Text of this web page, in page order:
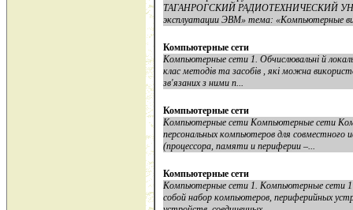
ТАГАНРОГСКИЙ РАДИОТЕХНИЧЕСКИЙ
эксплуатации ЭВМ» тема: «Компьютерные
Компьютерные сети
Компьютерные сети 1. Обчислювальні й
клас методів та засобів , які можна
зв'язаних з ними п...
Компьютерные сети
Компьютерные сети Компьютерные сети
персональных компьютеров для совместного
(процессора, памяти и периферии –...
Компьютерные сети
Компьютерные сети 1. Компьютерные сети 1
собой набор компьютеров, периферийных